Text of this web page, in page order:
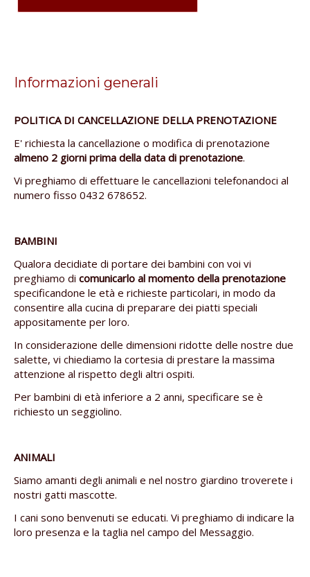
Informazioni generali
POLITICA DI CANCELLAZIONE DELLA PRENOTAZIONE
E' richiesta la cancellazione o modifica di prenotazione
almeno 2 giorni prima della data di prenotazione.
Vi preghiamo di effettuare le cancellazioni telefonandoci al
numero fisso 0432 678652.
BAMBINI
Qualora decidiate di portare dei bambini con voi vi
preghiamo di comunicarlo al momento della prenotazione
specificandone le età e richieste particolari, in modo da
consentire alla cucina di preparare dei piatti speciali
appositamente per loro.
In considerazione delle dimensioni ridotte delle nostre due
salette, vi chiediamo la cortesia di prestare la massima
attenzione al rispetto degli altri ospiti.
Per bambini di età inferiore a 2 anni, specificare se è
richiesto un seggiolino.
ANIMALI
Siamo amanti degli animali e nel nostro giardino troverete i
nostri gatti mascotte.
I cani sono benvenuti se educati. Vi preghiamo di indicare la
loro presenza e la taglia nel campo del Messaggio.